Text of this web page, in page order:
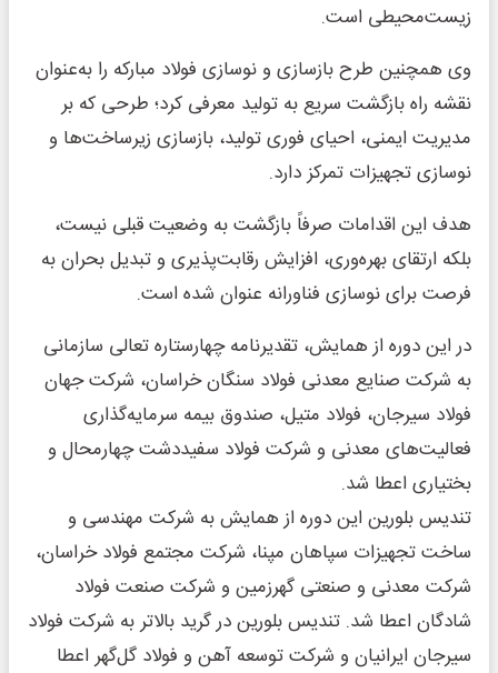
زیست‌محیطی است.
وی همچنین طرح بازسازی و نوسازی فولاد مبارکه را به‌عنوان
نقشه راه بازگشت سریع به تولید معرفی کرد؛ طرحی که بر
مدیریت ایمنی، احیای فوری تولید، بازسازی زیرساخت‌ها و
نوسازی تجهیزات تمرکز دارد.
هدف این اقدامات صرفاً بازگشت به وضعیت قبلی نیست،
بلکه ارتقای بهره‌وری، افزایش رقابت‌پذیری و تبدیل بحران به
فرصت برای نوسازی فناورانه عنوان شده است.
در این دوره از همایش، تقدیرنامه چهارستاره تعالی سازمانی
به شرکت صنایع معدنی فولاد سنگان خراسان، شرکت جهان
فولاد سیرجان، فولاد متیل، صندوق بیمه سرمایه‌گذاری
فعالیت‌های معدنی و شرکت فولاد سفیددشت چهارمحال و
بختیاری اعطا شد.
تندیس بلورین این دوره از همایش به شرکت مهندسی و
ساخت تجهیزات سپاهان مپنا، شرکت مجتمع فولاد خراسان،
شرکت معدنی و صنعتی گهرزمین و شرکت صنعت فولاد
شادگان اعطا شد. تندیس بلورین در گرید بالاتر به شرکت فولاد
سیرجان ایرانیان و شرکت توسعه آهن و فولاد گل‌گهر اعطا